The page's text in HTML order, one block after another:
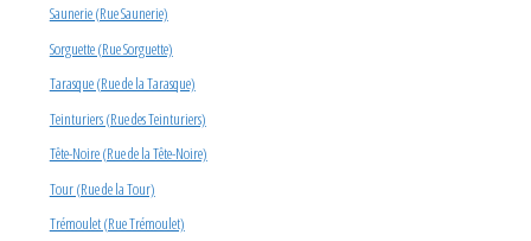
Saunerie (Rue Saunerie)
Sorguette (Rue Sorguette)
Tarasque (Rue de la Tarasque)
Teinturiers (Rue des Teinturiers)
Tête-Noire (Rue de la Tête-Noire)
Tour (Rue de la Tour)
Trémoulet (Rue Trémoulet)